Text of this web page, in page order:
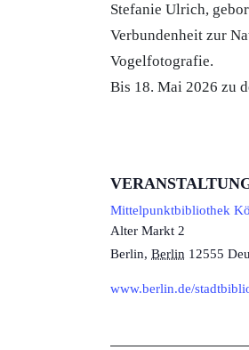
Stefanie Ulrich,
Verbundenheit zur
Vogelfotografie.
Bis 18. Mai 2026 zu
Mittelpunktbibliothek
Alter Markt 2
Berlin, Berlin 12555
www.berlin.de/